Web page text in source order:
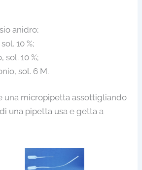
anidro;
10 %;
sol. 10 %;
sol. 6 M.
una micropipetta assottigliando
una pipetta usa e getta a